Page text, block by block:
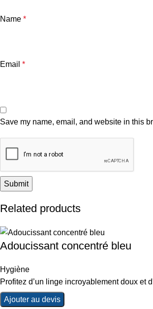
Name *
Email *
Save my name, email, and website in this
Related products
Adoucissant concentré bleu
Hygiène
Profitez d’un linge incroyablement doux et
Ajouter au devis